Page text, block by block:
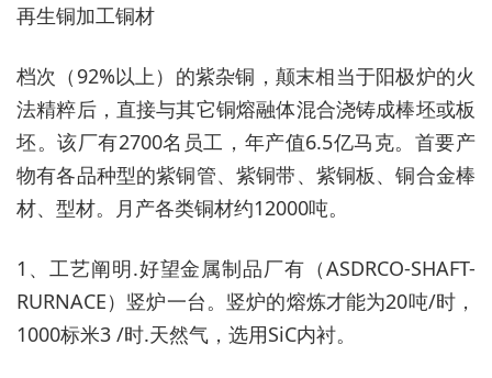
再生铜加工铜材
档次（92%以上）的紫杂铜，颠末相当于阳极炉的火
法精粹后，直接与其它铜熔融体混合浇铸成棒坯或板
坯。该厂有2700名员工，年产值6.5亿马克。首要产
物有各品种型的紫铜管、紫铜带、紫铜板、铜合金棒
材、型材。月产各类铜材约12000吨。
1、工艺阐明.好望金属制品厂有（ASDRCO-SHAFT-
RURNACE）竖炉一台。竖炉的熔炼才能为20吨/时，
1000标米3 /时.天然气，选用SiC内衬。